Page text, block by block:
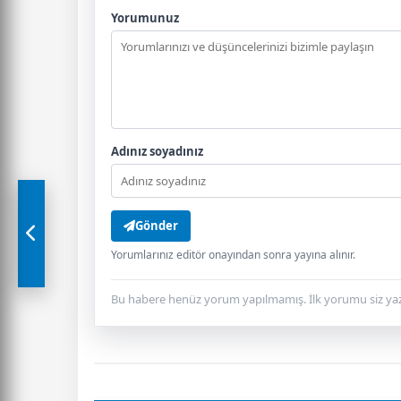
Yorumunuz
Adınız soyadınız
Gönder
Yorumlarınız editör onayından sonra yayına alınır.
Bu habere henüz yorum yapılmamış. İlk yorumu siz